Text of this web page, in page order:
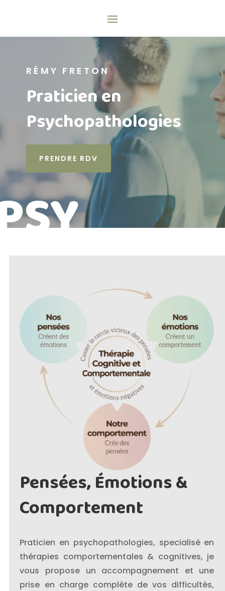
RÉMY FRETON
Praticien en
Psychopathologies
PRENDRE RDV
Pensées, Émotions &
Comportement
Praticien en psychopathologies, specialisé en
thérapies comportementales & cognitives, je
vous propose un accompagnement et une
prise en charge complète de vos difficultés,